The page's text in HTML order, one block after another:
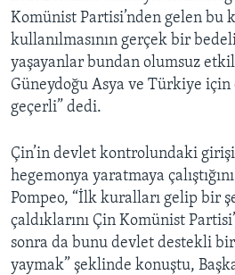
Komünist Partisi’nden gelen bu
kullanılmasının gerçek bir
yaşayanlar bundan olumsuz
Güneydoğu Asya ve Türkiye
geçerli” dedi.
Çin’in devlet kontrolundaki
hegemonya yaratmaya
Pompeo, “İlk kuralları gelip bir
çaldıklarını Çin Komünist
sonra da bunu devlet destekli
yaymak” şeklinde konuştu,